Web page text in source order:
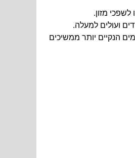
מזון.
ועולים למעלה.
הנקיים יותר ממשיכים